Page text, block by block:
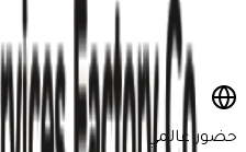
الصناعة
اشترك الآن
حضور عالمي